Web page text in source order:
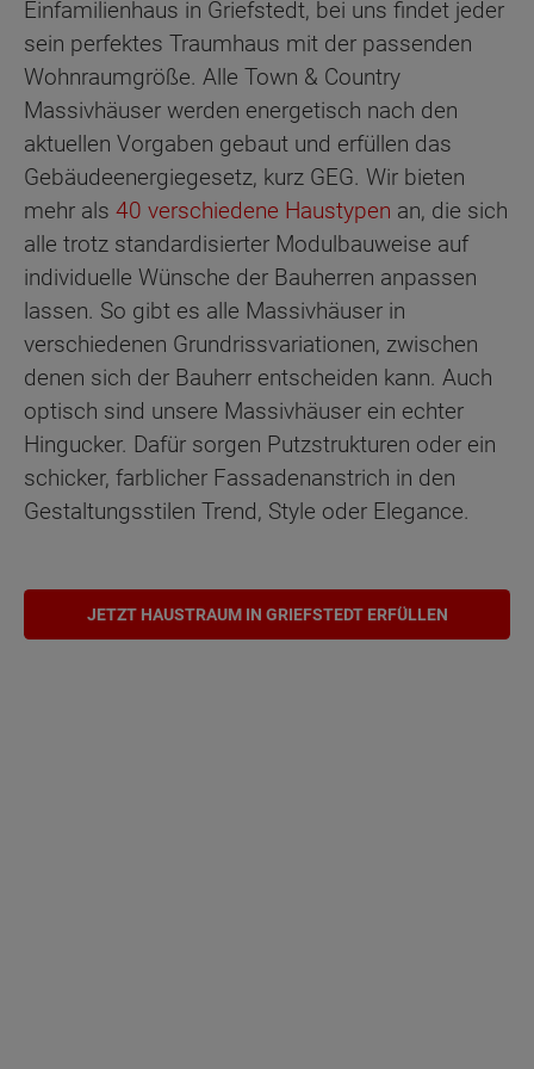
Einfamilienhaus in Griefstedt, bei uns findet jeder
sein perfektes Traumhaus mit der passenden
Wohnraumgröße. Alle Town & Country
Massivhäuser werden energetisch nach den
aktuellen Vorgaben gebaut und erfüllen das
Gebäudeenergiegesetz, kurz GEG. Wir bieten
mehr als 40 verschiedene Haustypen an, die sich
alle trotz standardisierter Modulbauweise auf
individuelle Wünsche der Bauherren anpassen
lassen. So gibt es alle Massivhäuser in
verschiedenen Grundrissvariationen, zwischen
denen sich der Bauherr entscheiden kann. Auch
optisch sind unsere Massivhäuser ein echter
Hingucker. Dafür sorgen Putzstrukturen oder ein
schicker, farblicher Fassadenanstrich in den
Gestaltungsstilen Trend, Style oder Elegance.
JETZT HAUSTRAUM IN GRIEFSTEDT ERFÜLLEN